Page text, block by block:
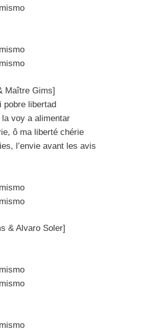
Maître Gims]
pobre libertad
voy a alimentar
ô ma liberté chérie
l’envie avant les avis
& Alvaro Soler]